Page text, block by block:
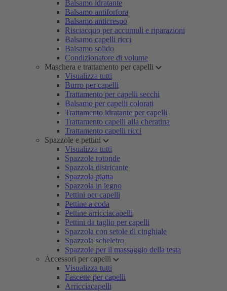
Balsamo idratante
Balsamo antiforfora
Balsamo anticrespo
Risciacquo per accumuli e riparazioni
Balsamo capelli ricci
Balsamo solido
Condizionatore di volume
Maschera e trattamento per capelli
Visualizza tutti
Burro per capelli
Trattamento per capelli secchi
Balsamo per capelli colorati
Trattamento idratante per capelli
Trattamento capelli alla cheratina
Trattamento capelli ricci
Spazzole e pettini
Visualizza tutti
Spazzole rotonde
Spazzola districante
Spazzola piatta
Spazzola in legno
Pettini per capelli
Pettine a coda
Pettine arricciacapelli
Pettini da taglio per capelli
Spazzola con setole di cinghiale
Spazzola scheletro
Spazzole per il massaggio della testa
Accessori per capelli
Visualizza tutti
Fascette per capelli
Arricciacapelli